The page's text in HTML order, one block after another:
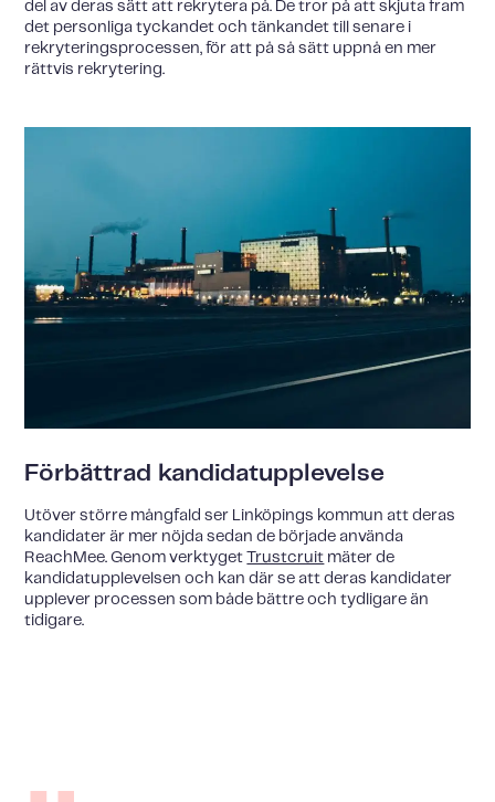
del av deras sätt att rekrytera på. De tror på att skjuta fram
det personliga tyckandet och tänkandet till senare i
rekryteringsprocessen, för att på så sätt uppnå en mer
rättvis rekrytering.
Förbättrad kandidatupplevelse
Utöver större mångfald ser Linköpings kommun att deras
kandidater är mer nöjda sedan de började använda
ReachMee. Genom verktyget
Trustcruit mäter de
kandidatupplevelsen och kan där se att deras kandidater
upplever processen som både bättre och tydligare än
tidigare.